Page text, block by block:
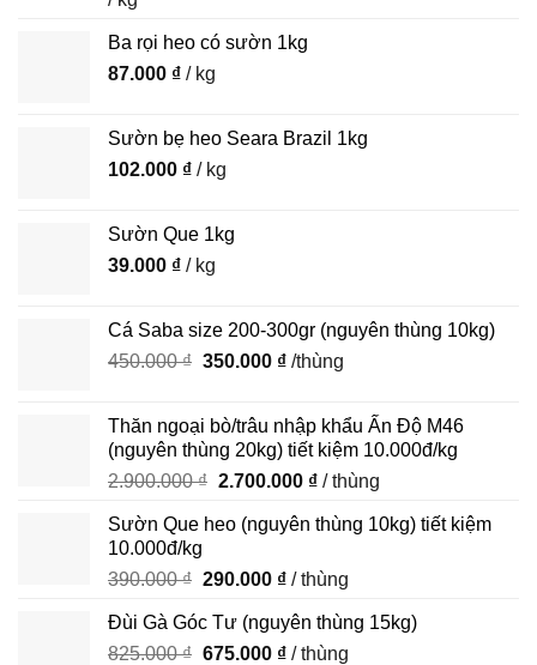
Ba rọi heo có sườn 1kg
87.000 ₫ / kg
Sườn bẹ heo Seara Brazil 1kg
102.000 ₫ / kg
Sườn Que 1kg
39.000 ₫ / kg
Cá Saba size 200-300gr (nguyên thùng 10kg)
450.000₫ Giá
450.000 ₫.
350.000 ₫Giá
là:
350.000 ₫.
/thùng
Thăn ngoại bò/trâu nhập khẩu Ấn Độ M46
(nguyên thùng 20kg) tiết kiệm 10.000đ/kg
2.900.000₫ Giá
là:
2.700.000 ₫Giá
tại
2.700.000 ₫.
/ thùng
Sườn Que heo (nguyên thùng 10kg) tiết kiệm
10.000đ/kg
390.000₫ Giá
là:
390.000 ₫.
290.000 ₫Giá
tại
là:
/ thùng
Đùi Gà Góc Tư (nguyên thùng 15kg)
825.000₫ Giá
675.000 ₫Giá
/ thùng